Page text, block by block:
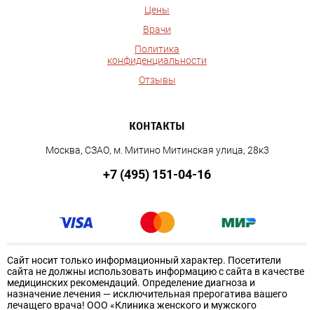
Цены
Врачи
Политика
конфиденциальности
Отзывы
КОНТАКТЫ
Москва, СЗАО, м. Митино Митинская улица, 28к3
+7 (495) 151-04-16
Сайт носит только информационный характер. Посетители
сайта не должны использовать информацию с сайта в качестве
медицинских рекомендаций. Определение диагноза и
назначение лечения — исключительная прерогатива вашего
лечащего врача! ООО «Клиника женского и мужского